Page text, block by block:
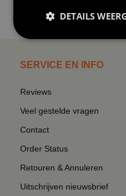
I love
SERVICE EN INFO
Reviews
Veel gestelde vragen
Contact
Order Status
Retouren & Annuleren
Uitschrijven nieuwsbrief
DETAILS